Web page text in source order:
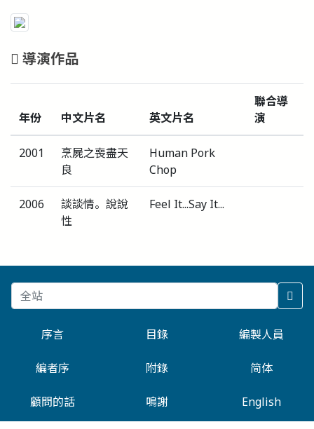
導演作品
年份 中文片名 英文片名
聯合導
演
2001
烹屍之喪盡天
良
Human Pork
Chop
2006
談談情。說說
性
Feel It...Say It...
序言 目錄 編製人員
編者序 附錄 简体
顧問的話 鳴謝 English